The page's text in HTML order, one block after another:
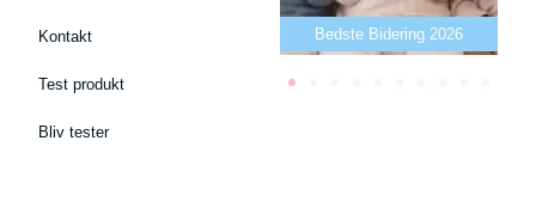
Kontakt
Test produkt
Bliv tester
Bedste puslepude 2026 Bedste Bidering 2026